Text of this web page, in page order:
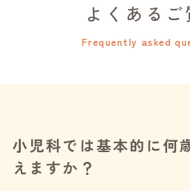
よくあるご
Frequently asked
小児科では基本的に何
えますか？